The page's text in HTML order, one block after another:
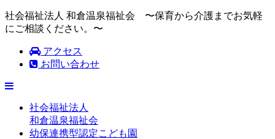
社会福祉法人 和倉温泉福祉会 〜保育から介護までお気軽
にご相談ください。〜
アクセス
お問い合わせ
社会福祉法人
和倉温泉福祉会
幼保連携型認定こども園